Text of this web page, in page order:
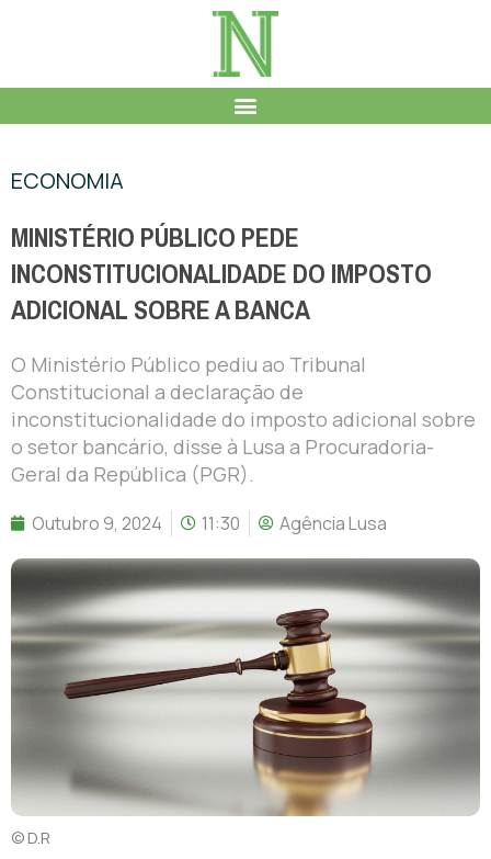
ECONOMIA
MINISTÉRIO PÚBLICO PEDE
INCONSTITUCIONALIDADE DO IMPOSTO
ADICIONAL SOBRE A BANCA
O Ministério Público pediu ao Tribunal
Constitucional a declaração de
inconstitucionalidade do imposto adicional sobre
o setor bancário, disse à Lusa a Procuradoria-
Geral da República (PGR).
Outubro 9, 2024 11:30 Agência Lusa
© D.R